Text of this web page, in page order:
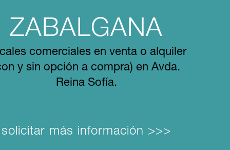
ZABALGANA
comerciales en venta o alquiler
y sin opción a compra) en Avda.
Reina Sofía.
solicitar más información >>>